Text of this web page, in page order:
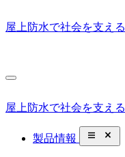
屋上防水で社会を支える
屋上防水で社会を支える
製品情報 close_small